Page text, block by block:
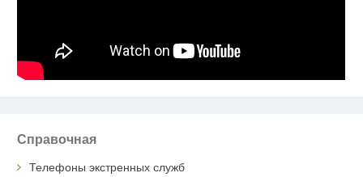
Справочная
Телефоны экстренных служб